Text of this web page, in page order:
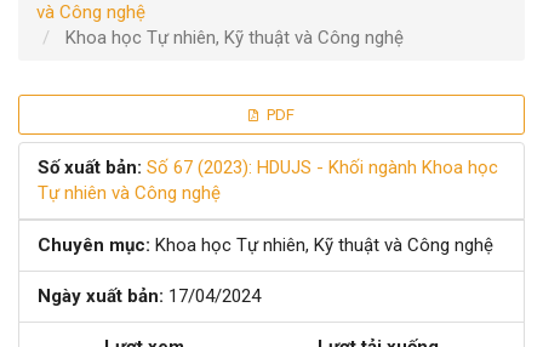
và Công nghệ
Khoa học Tự nhiên, Kỹ thuật và Công nghệ
bên
bài
viết
PDF
Số xuất bản: Số 67 (2023): HDUJS - Khối ngành Khoa học
Tự nhiên và Công nghệ
Chuyên mục: Khoa học Tự nhiên, Kỹ thuật và Công nghệ
Ngày xuất bản: 17/04/2024